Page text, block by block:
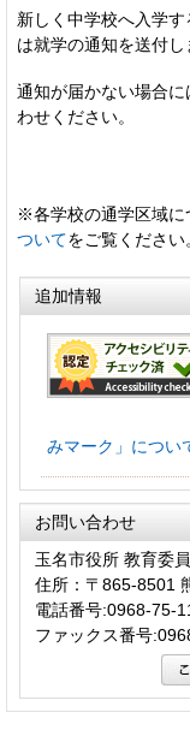
新しく中学校へ入学
は就学の通知を送付し
通知が届かない場合
わせください。
※各学校の通学区域に
ついてをご覧ください
追加情報
みマーク」につい
お問い合わせ
玉名市役所 教育委
住所：〒865-8501
電話番号:0968-75-
ファックス番号